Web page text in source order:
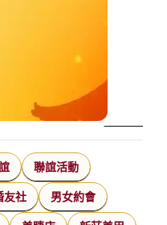
聯誼活動
友社 男女約會